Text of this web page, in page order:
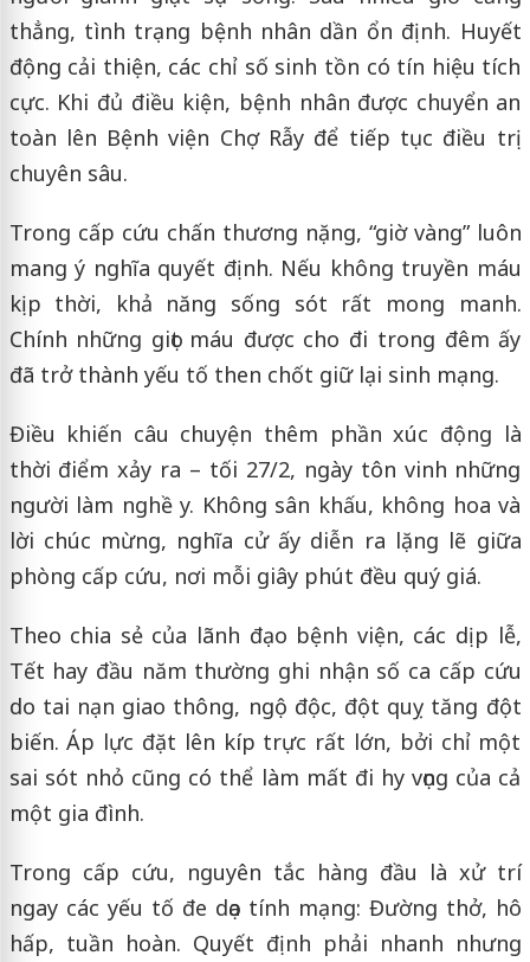
thẳng, tình trạng bệnh nhân dần ổn định. Huyết
động cải thiện, các chỉ số sinh tồn có tín hiệu tích
cực. Khi đủ điều kiện, bệnh nhân được chuyển an
toàn lên Bệnh viện Chợ Rẫy để tiếp tục điều trị
chuyên sâu.
Trong cấp cứu chấn thương nặng, “giờ vàng” luôn
mang ý nghĩa quyết định. Nếu không truyền máu
kịp thời, khả năng sống sót rất mong manh.
Chính những giọt máu được cho đi trong đêm ấy
đã trở thành yếu tố then chốt giữ lại sinh mạng.
Điều khiến câu chuyện thêm phần xúc động là
thời điểm xảy ra – tối 27/2, ngày tôn vinh những
người làm nghề y. Không sân khấu, không hoa và
lời chúc mừng, nghĩa cử ấy diễn ra lặng lẽ giữa
phòng cấp cứu, nơi mỗi giây phút đều quý giá.
Theo chia sẻ của lãnh đạo bệnh viện, các dịp lễ,
Tết hay đầu năm thường ghi nhận số ca cấp cứu
do tai nạn giao thông, ngộ độc, đột quỵ tăng đột
biến. Áp lực đặt lên kíp trực rất lớn, bởi chỉ một
sai sót nhỏ cũng có thể làm mất đi hy vọng của cả
một gia đình.
Trong cấp cứu, nguyên tắc hàng đầu là xử trí
ngay các yếu tố đe dọa tính mạng: Đường thở, hô
hấp, tuần hoàn. Quyết định phải nhanh nhưng